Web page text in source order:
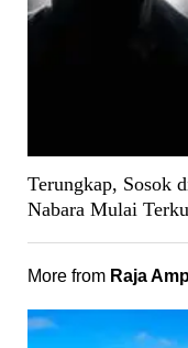
Terungkap, Sosok
Nabara Mulai
More from Raja